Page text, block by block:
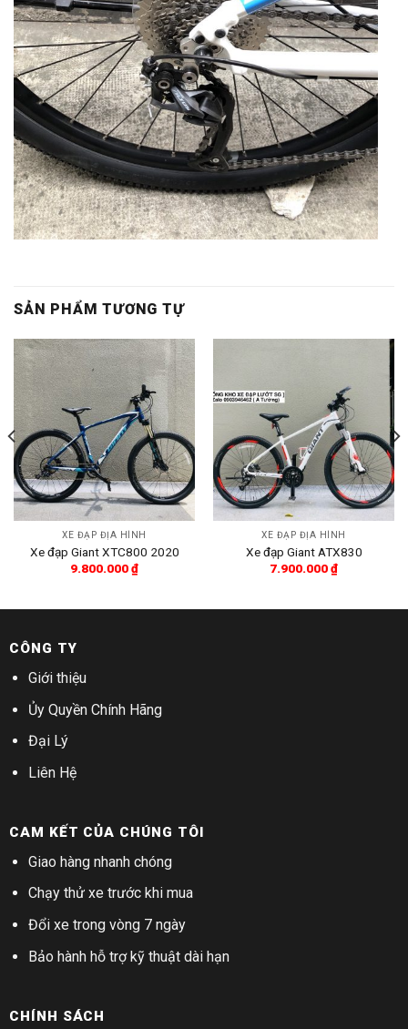
SẢN PHẨM TƯƠNG TỰ
XE ĐẠP ĐỊA HÌNH
Xe đạp Giant XTC800 2020
9.800.000₫
XE ĐẠP ĐỊA HÌNH
Xe đạp Giant ATX830
7.900.000₫
CÔNG TY
Giới thiệu
Ủy Quyền Chính Hãng
Đại Lý
Liên Hệ
CAM KẾT CỦA CHÚNG TÔI
Giao hàng nhanh chóng
Chạy thử xe trước khi mua
Đổi xe trong vòng 7 ngày
Bảo hành hỗ trợ kỹ thuật dài hạn
CHÍNH SÁCH